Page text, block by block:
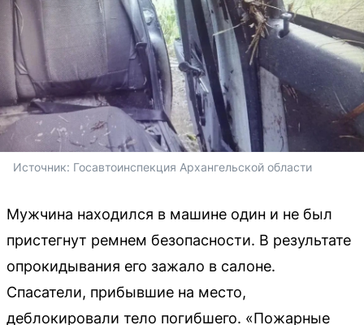
Источник: Госавтоинспекция Архангельской области
Мужчина находился в машине один и не был
пристегнут ремнем безопасности. В результате
опрокидывания его зажало в салоне.
Спасатели, прибывшие на место,
деблокировали тело погибшего. «Пожарные